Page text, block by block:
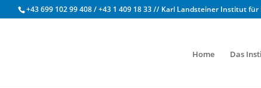
+43 699 102 99 408 / +43 1 409 18 33 // Karl Landsteiner Institut
Home Das